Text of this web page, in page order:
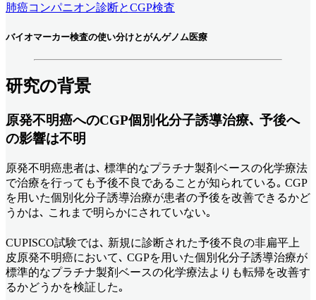
肺癌コンパニオン診断とCGP検査
バイオマーカー検査の使い分けとがんゲノム医療
研究の背景
原発不明癌へのCGP個別化分子誘導治療､ 予後へ
の影響は不明
原発不明癌患者は､ 標準的なプラチナ製剤ベースの化学療法
で治療を行っても予後不良であることが知られている｡ CGP
を用いた個別化分子誘導治療が患者の予後を改善できるかど
うかは､ これまで明らかにされていない｡
CUPISCO試験では､ 新規に診断された予後不良の非扁平上
皮原発不明癌において､ CGPを用いた個別化分子誘導治療が
標準的なプラチナ製剤ベースの化学療法よりも転帰を改善す
るかどうかを検証した｡